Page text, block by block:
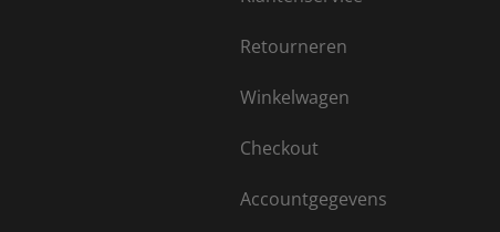
Retourneren
Winkelwagen
Checkout
Accountgegevens